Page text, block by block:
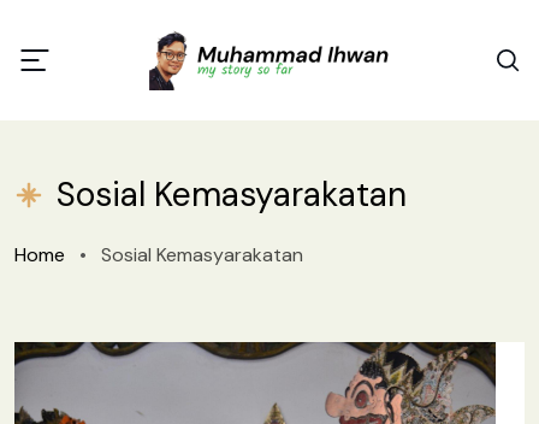
Sosial Kemasyarakatan
Home • Sosial Kemasyarakatan